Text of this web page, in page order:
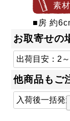
素
■房 約
お取寄せの
他商品もご